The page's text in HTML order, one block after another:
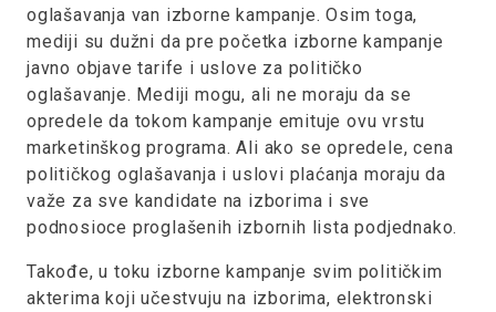
oglašavanja van izborne kampanje. Osim toga,
mediji su dužni da pre početka izborne kampanje
javno objave tarife i uslove za političko
oglašavanje. Mediji mogu, ali ne moraju da se
opredele da tokom kampanje emituje ovu vrstu
marketinškog programa. Ali ako se opredele, cena
političkog oglašavanja i uslovi plaćanja moraju da
važe za sve kandidate na izborima i sve
podnosioce proglašenih izbornih lista podjednako.
Takođe, u toku izborne kampanje svim političkim
akterima koji učestvuju na izborima, elektronski